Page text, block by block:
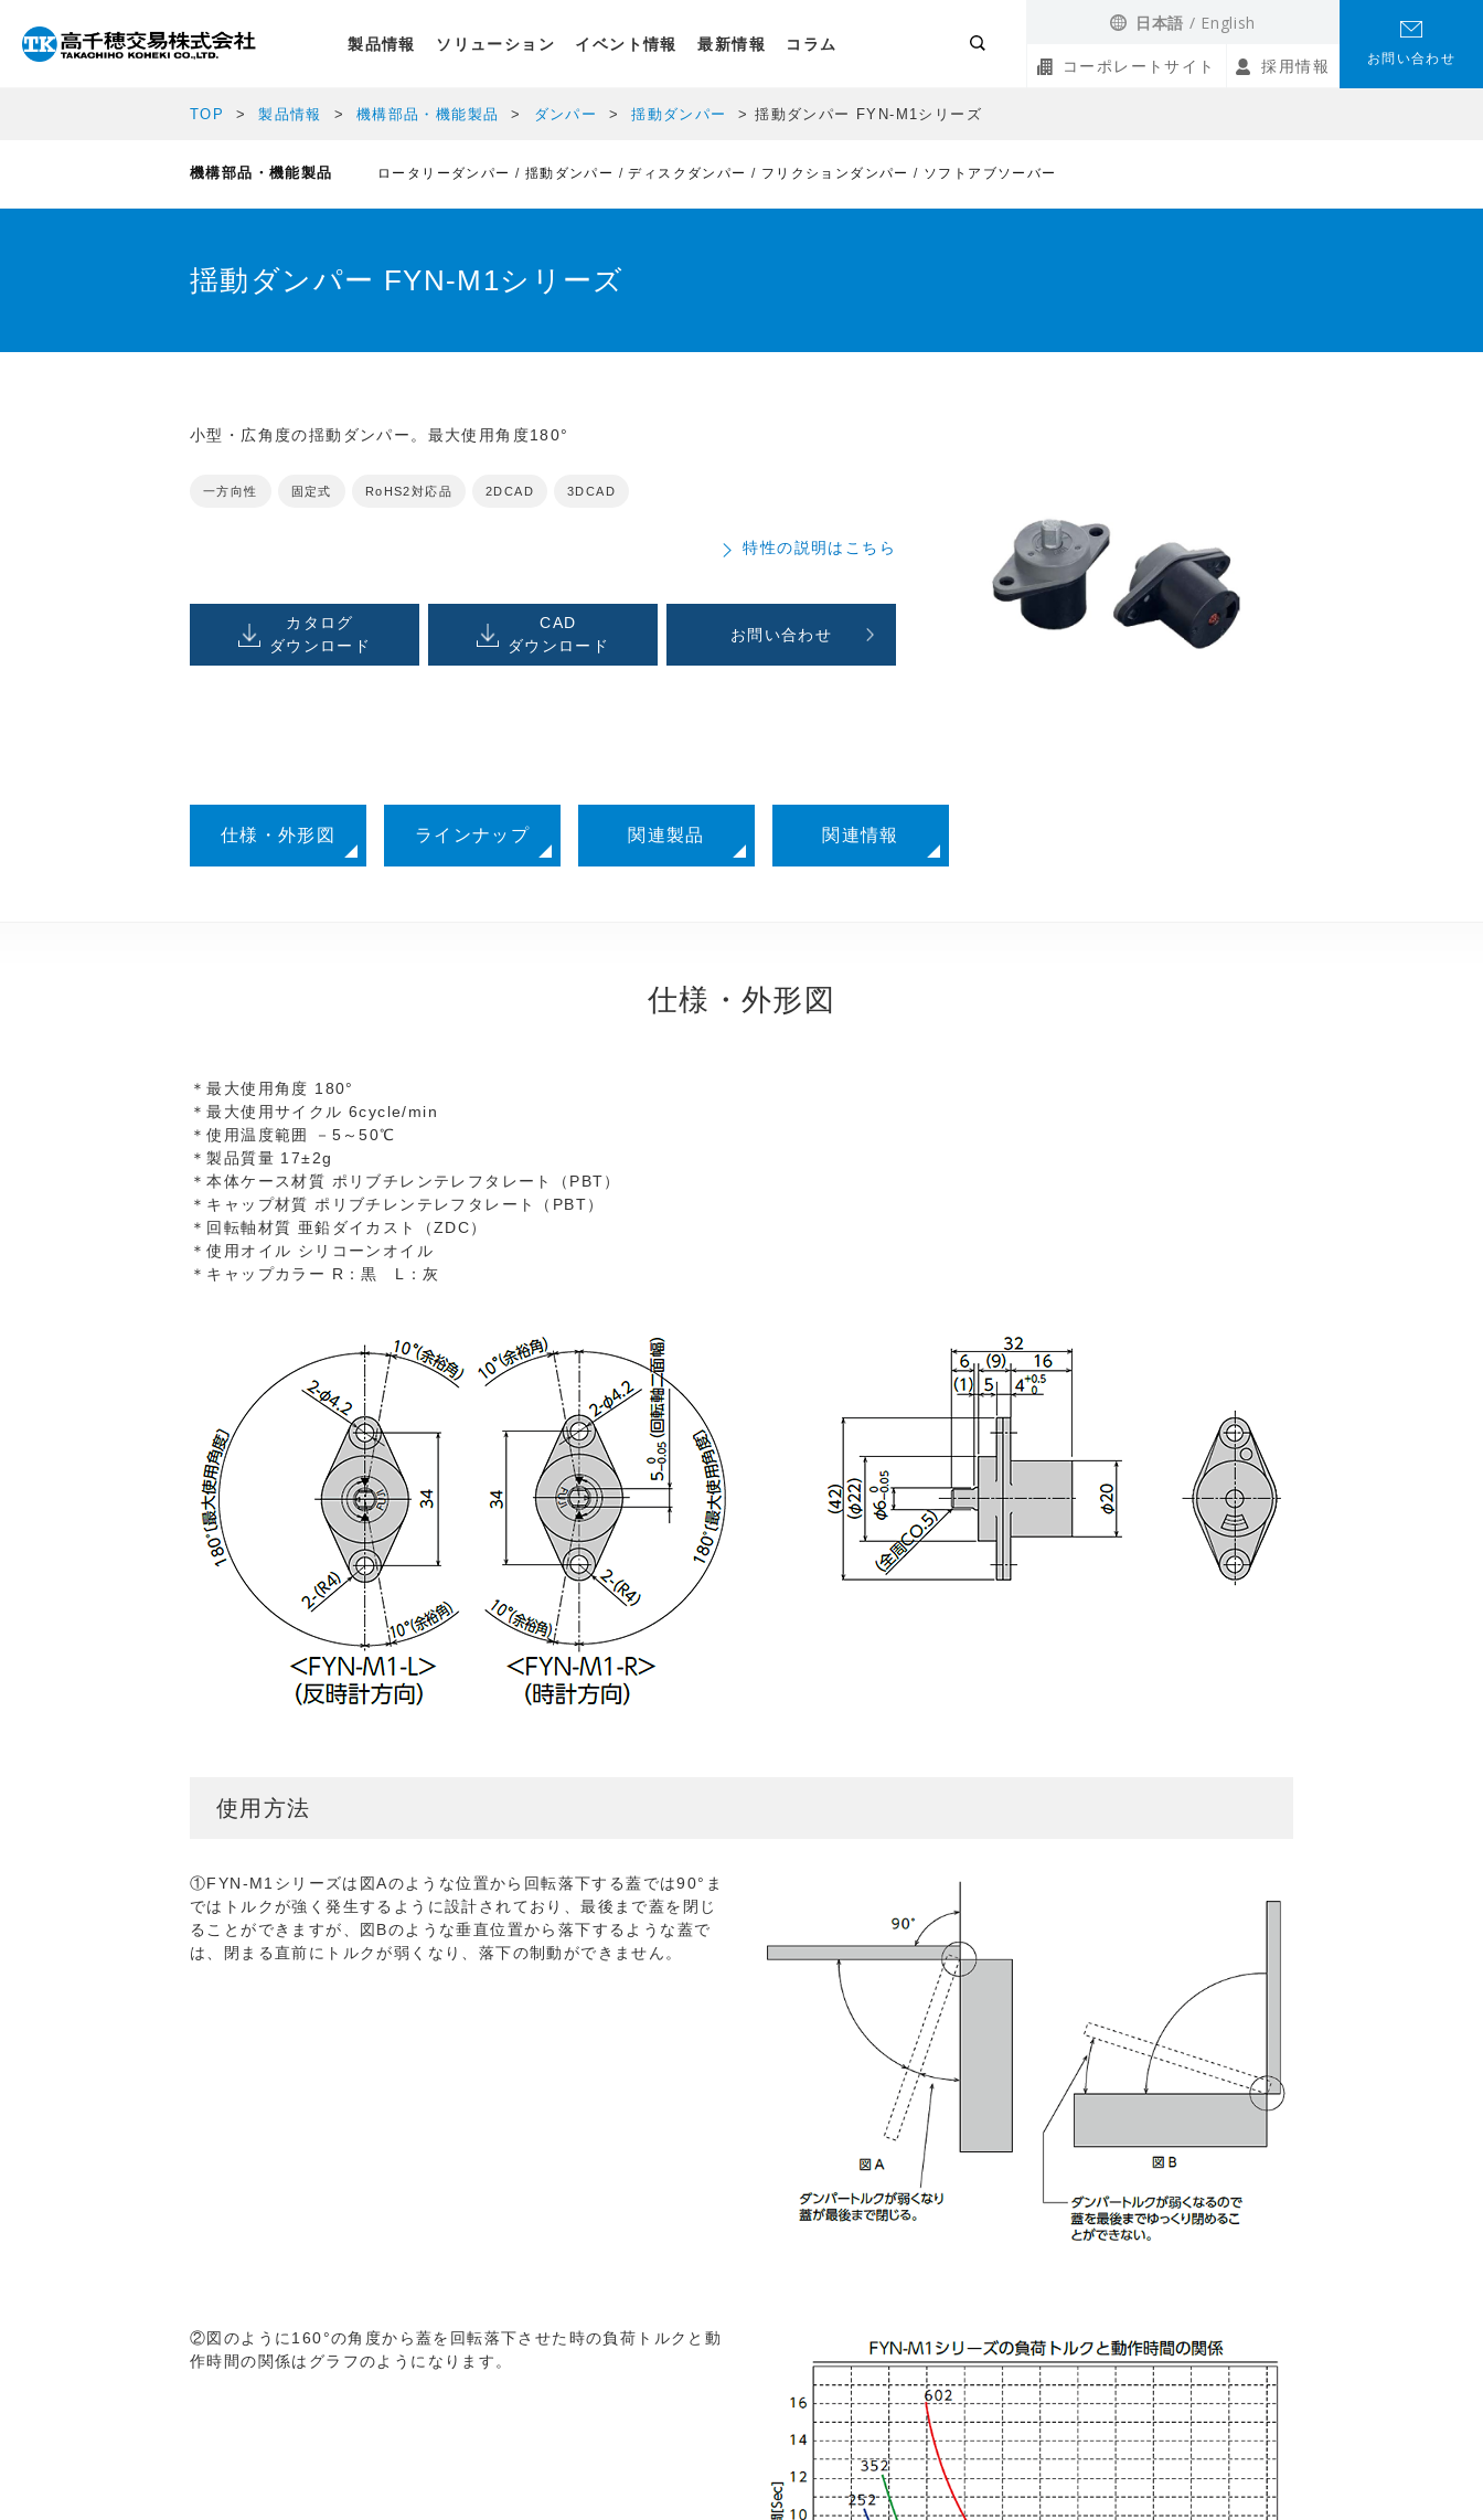
製品情報 ソリューション イベント情報 最新情報 コラム
日本語 English
コーポレートサイト 採用情報 お問い合わせ
TOP 製品情報 機構部品・機能製品 ダンパー 揺動ダンパー 揺動ダンパー FYN-M1シリーズ
機構部品・機能製品 ロータリーダンパー 揺動ダンパー ディスクダンパー フリクションダンパー ソフトアブソーバー
揺動ダンパー FYN-M1シリーズ
小型・広角度の揺動ダンパー。最大使用角度180°
一方向性 固定式 RoHS2対応品 2DCAD 3DCAD
特性の説明はこちら
カタログ
ダウンロード
CAD
ダウンロード
お問い合わせ
仕様・外形図 ラインナップ 関連製品 関連情報
仕様・外形図
＊最大使用角度 180°
＊最大使用サイクル 6cycle/min
＊使用温度範囲 －5～50℃
＊製品質量 17±2g
＊本体ケース材質 ポリブチレンテレフタレート（PBT）
＊キャップ材質 ポリブチレンテレフタレート（PBT）
＊回転軸材質 亜鉛ダイカスト（ZDC）
＊使用オイル シリコーンオイル
＊キャップカラー R：黒 L：灰
使用方法
①FYN-M1シリーズは図Aのような位置から回転落下する蓋では90°ま
ではトルクが強く発生するように設計されており、最後まで蓋を閉じ
ることができますが、図Bのような垂直位置から落下するような蓋で
は、閉まる直前にトルクが弱くなり、落下の制動ができません。
②図のように160°の角度から蓋を回転落下させた時の負荷トルクと動
作時間の関係はグラフのようになります。